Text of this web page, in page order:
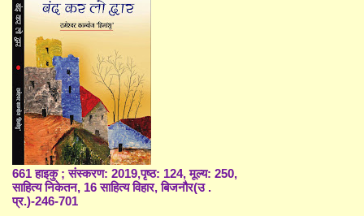
661 हाइकु ; संस्करण: 2019,पृष्ठ: 124, मूल्य: 250,
साहित्य निकेतन, 16 साहित्य विहार, बिजनौर(उ .
प्र.)-246-701